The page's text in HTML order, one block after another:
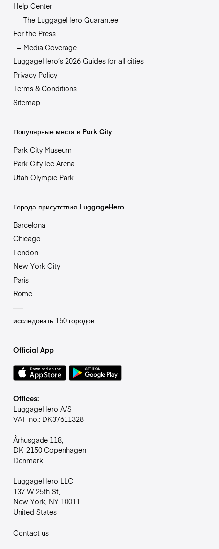
Help Center
The LuggageHero Guarantee
For the Press
Media Coverage
LuggageHero’s 2026 Guides for all cities
Privacy Policy
Terms & Conditions
Sitemap
Популярные места в Park City
Park City Museum
Park City Ice Arena
Utah Olympic Park
Города присутствия LuggageHero
Barcelona
Chicago
London
New York City
Paris
Rome
исследовать 150 городов
Official App
Offices:
LuggageHero A/S
VAT-no.: DK37611328
Århusgade 118,
DK-2150 Copenhagen
Denmark
LuggageHero LLC
137 W 25th St,
New York, NY 10011
United States
Contact us